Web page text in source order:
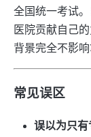
全国统一考试
医院贡献自己
背景完全不影响
常见误区
误以为只